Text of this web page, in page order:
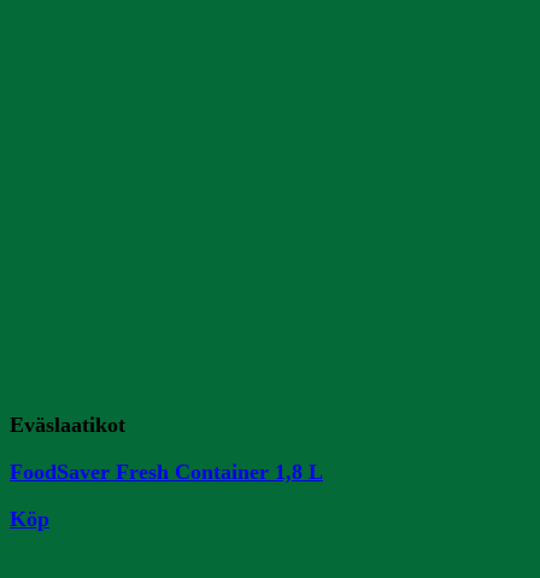
Eväslaatikot
FoodSaver Fresh Container 1,8 L
Köp